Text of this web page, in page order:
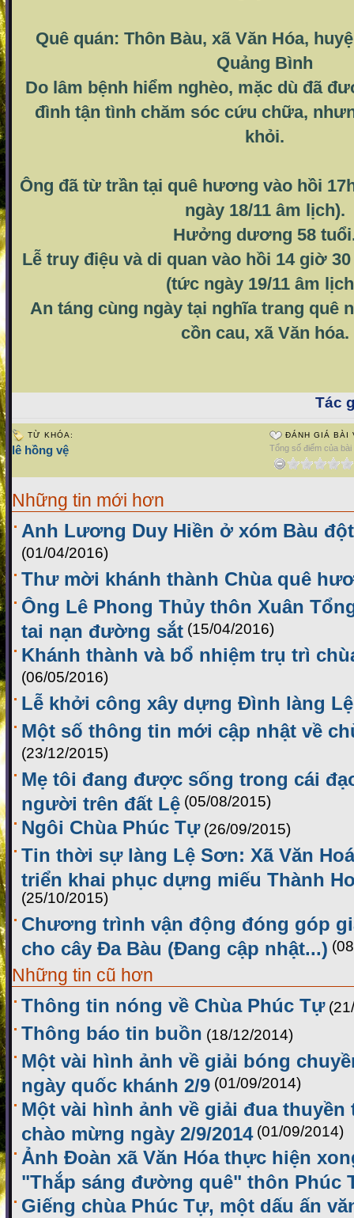
Quê quán: Thôn Bàu, xã Văn Hóa,
Quảng Bình
Do lâm bệnh hiểm nghèo, mặc dù đã
đình tận tình chăm sóc cứu chữa,
khỏi.
Ông đã từ trần tại quê hương vào hồi
ngày 18/11 âm lịch).
Hưởng dương 58
Lễ truy điệu và di quan vào hồi 14 giờ
(tức ngày 19/11 âm
An táng cùng ngày tại nghĩa trang quê
cồn cau, xã Văn hóa.
Tác
TỪ KHÓA:
lê hồng vệ
ĐÁNH GIÁ BÀI
Tổng số điểm của
Những tin mới hơn
Anh Lương Duy Hiền ở xóm Bàu
(01/04/2016)
Thư mời khánh thành Chùa quê
Ông Lê Phong Thủy thôn Xuân
tai nạn đường sắt (15/04/2016)
Khánh thành và bổ nhiệm trụ trì
(06/05/2016)
Lễ khởi công xây dựng Đình làng
Một số thông tin mới cập nhật về
(23/12/2015)
Mẹ tôi đang được sống trong cái
người trên đất Lệ (05/08/2015)
Ngôi Chùa Phúc Tự (26/09/2015)
Tin thời sự làng Lệ Sơn: Xã Văn
triển khai phục dựng miếu Thành
(25/10/2015)
Chương trình vận động đóng góp
cho cây Đa Bàu (Đang cập nhật...)
Những tin cũ hơn
Thông tin nóng về Chùa Phúc Tự
Thông báo tin buồn (18/12/2014)
Một vài hình ảnh về giải bóng
ngày quốc khánh 2/9 (01/09/2014)
Một vài hình ảnh về giải đua thuyền
chào mừng ngày 2/9/2014 (01/09/2014)
Ảnh Đoàn xã Văn Hóa thực hiện
"Thắp sáng đường quê" thôn Phúc
Giếng chùa Phúc Tự, một dấu ấn